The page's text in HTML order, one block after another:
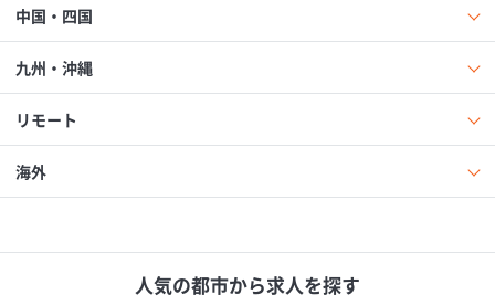
中国・四国
九州・沖縄
リモート
海外
人気の都市から求人を探す